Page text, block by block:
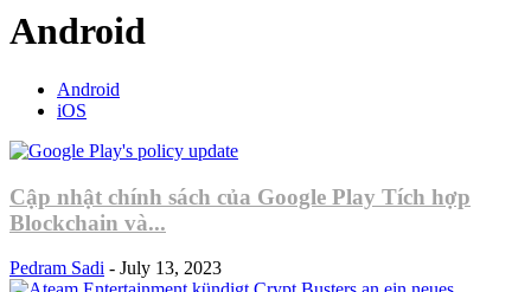
Android
Android
iOS
Cập nhật chính sách của Google Play Tích hợp
Blockchain và...
Pedram Sadi - July 13, 2023